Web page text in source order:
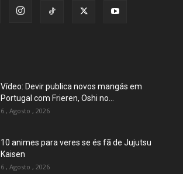
Vídeo: Devir publica novos mangás em
Portugal com Frieren, Oshi no...
6 , Agosto , 2026
10 animes para veres se és fã de Jujutsu
Kaisen
6 , Agosto , 2026